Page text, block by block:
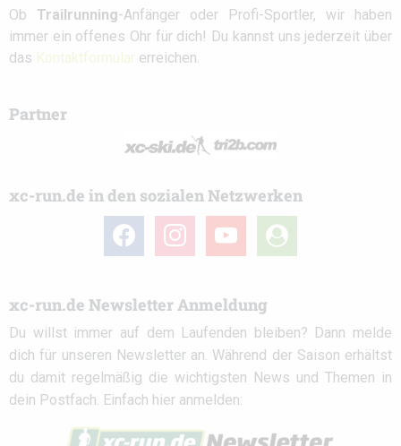
Ob Trailrunning-Anfänger oder Profi-Sportler, wir haben
immer ein offenes Ohr für dich! Du kannst uns jederzeit über
das Kontaktformular erreichen.
Partner
xc-run.de in den sozialen Netzwerken
facebook instagram youtube
user-
circle
xc-run.de Newsletter Anmeldung
Du willst immer auf dem Laufenden bleiben? Dann melde
dich für unseren Newsletter an. Während der Saison erhältst
du damit regelmäßig die wichtigsten News und Themen in
dein Postfach. Einfach hier anmelden: